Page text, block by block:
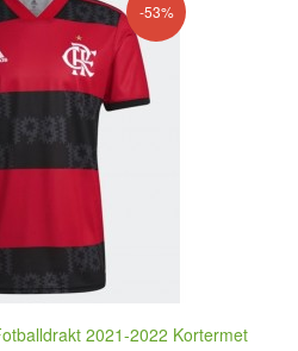
-53%
2021-2022 Kortermet